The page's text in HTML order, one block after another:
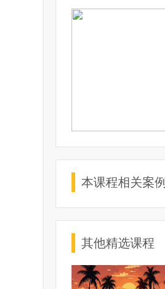
本课程相关案例
其他精选课程